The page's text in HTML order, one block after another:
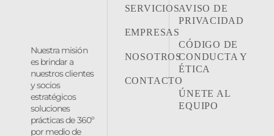
Nuestra misión
es brindar a
nuestros clientes
y socios
estratégicos
soluciones
prácticas de 360º
por medio de
SERVICIOS
EMPRESAS
NOSOTROS
CONTACTO
AVISO DE
PRIVACIDAD
CÓDIGO DE
CONDUCTA Y
ÉTICA
ÚNETE AL
EQUIPO